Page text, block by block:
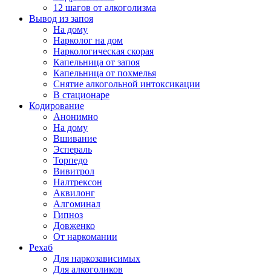
12 шагов от алкоголизма
Вывод из запоя
На дому
Нарколог на дом
Наркологическая скорая
Капельница от запоя
Капельница от похмелья
Снятие алкогольной интоксикации
В стационаре
Кодирование
Анонимно
На дому
Вшивание
Эспераль
Торпедо
Вивитрол
Налтрексон
Аквилонг
Алгоминал
Гипноз
Довженко
От наркомании
Рехаб
Для наркозависимых
Для алкоголиков